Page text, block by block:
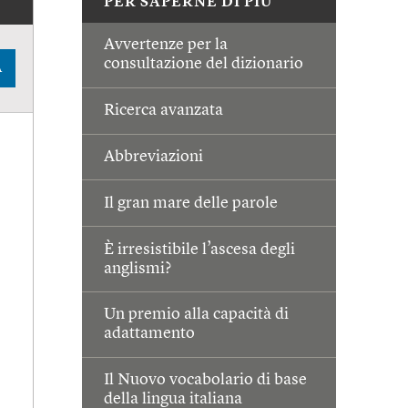
Avvertenze per la
consultazione del dizionario
Ricerca avanzata
Abbreviazioni
Il gran mare delle parole
È irresistibile l’ascesa degli
anglismi?
Un premio alla capacità di
adattamento
Il Nuovo vocabolario di base
della lingua italiana